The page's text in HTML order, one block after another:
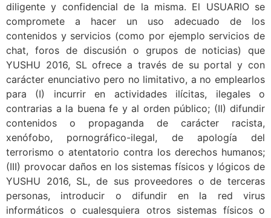
diligente y confidencial de la misma. El USUARIO se
compromete a hacer un uso adecuado de los
contenidos y servicios (como por ejemplo servicios de
chat, foros de discusión o grupos de noticias) que
YUSHU 2016, SL ofrece a través de su portal y con
carácter enunciativo pero no limitativo, a no emplearlos
para (I) incurrir en actividades ilícitas, ilegales o
contrarias a la buena fe y al orden público; (II) difundir
contenidos o propaganda de carácter racista,
xenófobo, pornográfico-ilegal, de apología del
terrorismo o atentatorio contra los derechos humanos;
(III) provocar daños en los sistemas físicos y lógicos de
YUSHU 2016, SL, de sus proveedores o de terceras
personas, introducir o difundir en la red virus
informáticos o cualesquiera otros sistemas físicos o